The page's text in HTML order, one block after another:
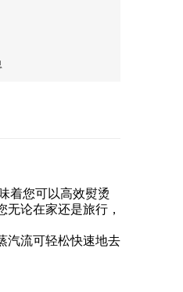
着您可以高效熨烫
论在家还是旅行，
汽流可轻松快速地去